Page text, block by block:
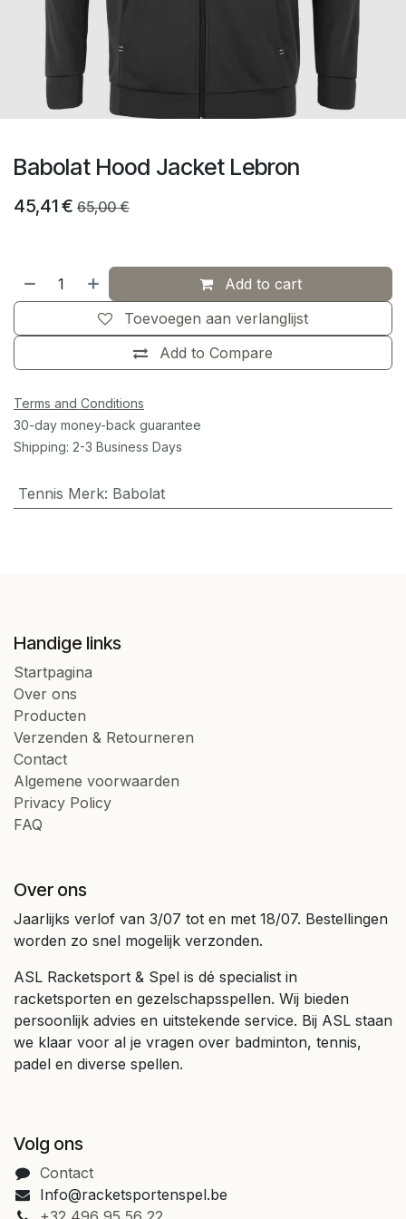
Babolat Hood Jacket Lebron
45,41€ 65,00€
Add to cart
Add to Compare
Toevoegen aan verlanglijst
Terms and Conditions
30-day money-back guarantee
Shipping: 2-3 Business Days
Tennis Merk: Babolat
Handige links
Startpagina
Over ons
Producten
Verzenden & Retourneren
Contact
Algemene voorwaarden
Privacy Policy
FAQ
Over ons
Jaarlijks verlof van 3/07 tot en met 18/07. Bestellingen
worden zo snel mogelijk verzonden.
ASL Racketsport & Spel is dé specialist in
racketsporten en gezelschapsspellen. Wij bieden
persoonlijk advies en uitstekende service. Bij ASL staan
we klaar voor al je vragen over badminton, tennis,
padel en diverse spellen.
Volg ons
Contact
Info@racketsportenspel.be